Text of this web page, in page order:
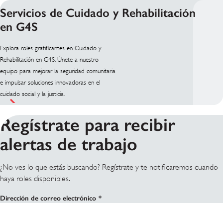
Servicios de Cuidado y Rehabilitación
en G4S
Explora roles gratificantes en Cuidado y
Rehabilitación en G4S. Únete a nuestro
equipo para mejorar la seguridad comunitaria
e impulsar soluciones innovadoras en el
cuidado social y la justicia.
Regístrate para recibir
alertas de trabajo
¿No ves lo que estás buscando? Regístrate y te notificaremos cuando
haya roles disponibles.
Dirección de correo electrónico